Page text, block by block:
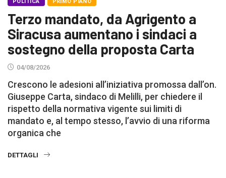
POLITICA PRIMO PIANO
Terzo mandato, da Agrigento a
Siracusa aumentano i sindaci a
sostegno della proposta Carta
04/08/2026
Crescono le adesioni all’iniziativa promossa dall’on.
Giuseppe Carta, sindaco di Melilli, per chiedere il
rispetto della normativa vigente sui limiti di
mandato e, al tempo stesso, l’avvio di una riforma
organica che
DETTAGLI